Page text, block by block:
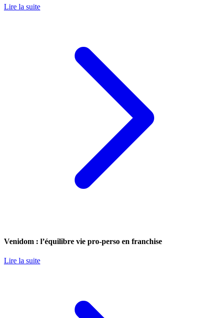
Lire la suite
Venidom : l’équilibre vie pro-perso en franchise
Lire la suite